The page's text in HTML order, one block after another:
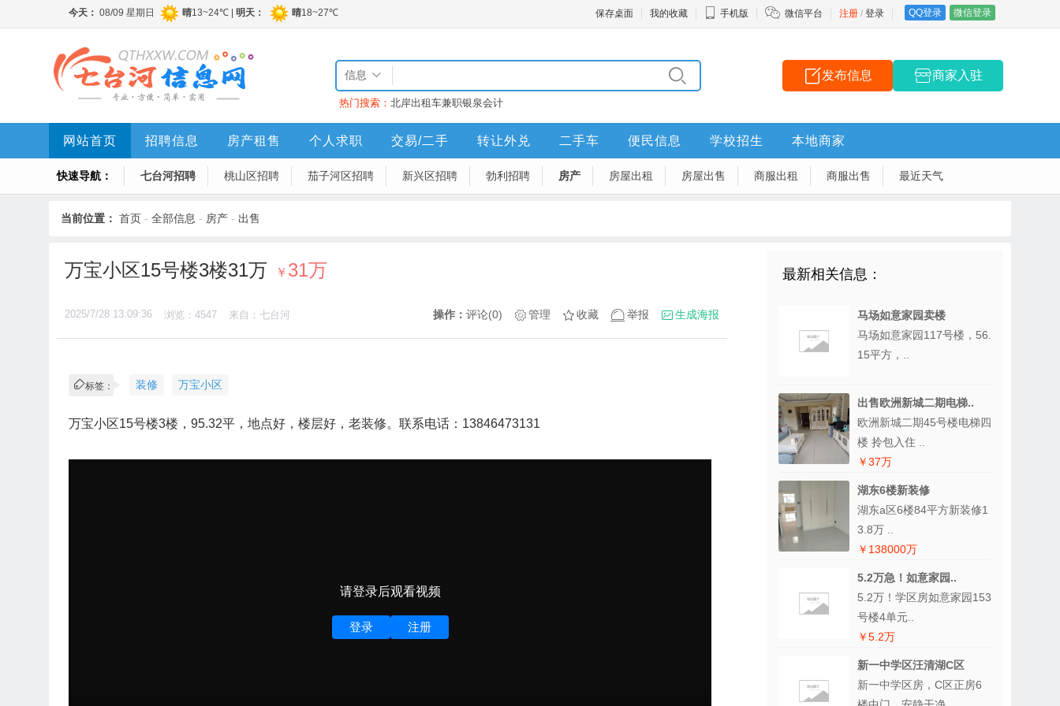
注册 / 登录 QQ登录 微信登录
保存桌面 我的收藏 手机版 微信平台
信息
热门搜索： 北岸出租车兼职银泉会计
发布信息 商家入驻
网站首页 招聘信息 房产租售 个人求职 交易/二手 转让外兑 二手车 便民信息 学校招生 本地商家
快速导航： 七台河招聘 桃山区招聘 茄子河区招聘 新兴区招聘 勃利招聘 房产 房屋出租 房屋出售 商服出租 商服出售 最近天气
当前位置： 首页 - 全部信息 - 房产 - 出售
万宝小区15号楼3楼31万 ￥ 31万
2025/7/28 13:09:36 浏览：4547 来自：七台河 操作： 评论(0) 管理 收藏 举报 生成海报
标签： 装修 万宝小区
万宝小区15号楼3楼，95.32平，地点好，楼层好，老装修。联系电话：13846473131
请登录后观看视频
登录 注册
最新相关信息：
马场如意家园卖楼
马场如意家园117号楼，56.
15平方，..
出售欧洲新城二期电梯..
欧洲新城二期45号楼电梯四
楼 拎包入住 ..
￥37万
湖东6楼新装修
湖东a区6楼84平方新装修1
3.8万 ..
￥138000万
5.2万急！如意家园..
5.2万！学区房如意家园153
号楼4单元..
￥5.2万
新一中学区汪清湖C区
新一中学区房，C区正房6